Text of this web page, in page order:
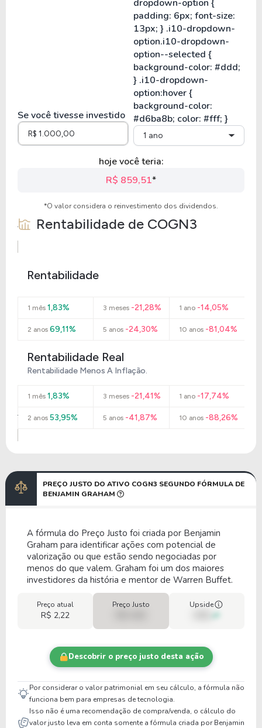
Se você tivesse investido
1 ano
hoje você teria:
R$ 859,51*
*O valor considera o reinvestimento dos dividendos.
Rentabilidade de COGN3
Rentabilidade
1 mês 1,83% 3 meses -21,28% 1 ano-14,05%
2 anos 69,11% 5 anos -24,30% 10 anos-81,04%
Rentabilidade Real
Rentabilidade Menos A Inflação.
1 mês 1,83% 3 meses -21,41% 1 ano-17,74%
2 anos 53,95% 5 anos -41,87% 10 anos-88,26%
PREÇO JUSTO DO ATIVO COGN3 SEGUNDO FÓRMULA DE
BENJAMIN GRAHAM
A fórmula do Preço Justo foi criada por Benjamin
Graham para identificar ações com potencial de
valorização ou que estão sendo negociadas por
menos do que valem. Graham foi um dos maiores
investidores da história e mentor de Warren Buffet.
Preço atual
R$ 2,22
Preço Justo Upside
Descobrir o preço justo desta ação
Por considerar o valor patrimonial em seu cálculo, a fórmula não
funciona bem para empresas de tecnologia.
Isso não é uma recomendação de compra/venda, o cálculo do
valor justo leva em conta somente a fórmula criada por Benjamin